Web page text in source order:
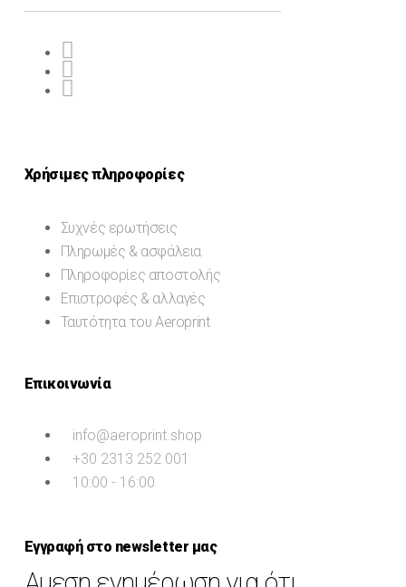
Χρήσιμες πληροφορίες
Συχνές ερωτήσεις
Πληρωμές & ασφάλεια
Πληροφορίες αποστολής
Επιστροφές & αλλαγές
Ταυτότητα του Aeroprint
Επικοινωνία
info@aeroprint.shop
+30 2313 252 001
10:00 - 16:00
Εγγραφή στο newsletter μας